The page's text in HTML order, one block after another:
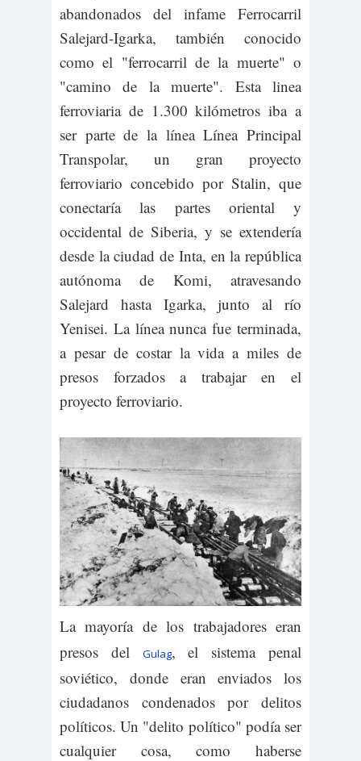
abandonados del infame Ferrocarril
Salejard-Igarka, también conocido
como el "ferrocarril de la muerte" o
"camino de la muerte". Esta linea
ferroviaria de 1.300 kilómetros iba a
ser parte de la línea Línea Principal
Transpolar, un gran proyecto
ferroviario concebido por Stalin, que
conectaría las partes oriental y
occidental de Siberia, y se extendería
desde la ciudad de Inta, en la república
autónoma de Komi, atravesando
Salejard hasta Igarka, junto al río
Yenisei. La línea nunca fue terminada,
a pesar de costar la vida a miles de
presos forzados a trabajar en el
proyecto ferroviario.
La mayoría de los trabajadores eran
presos del
Gulag, el sistema penal
soviético, donde eran enviados los
ciudadanos condenados por delitos
políticos. Un "delito político" podía ser
cualquier cosa, como haberse